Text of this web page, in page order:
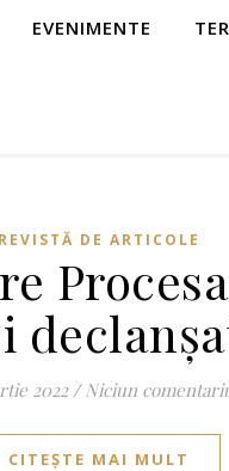
EVENIMENTE
REVISTĂ DE ARTICOLE
2022/ Niciun
CITEȘTE MAI MULT